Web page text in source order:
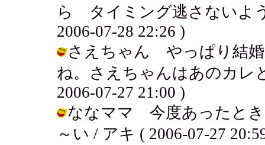
ら タイミング逃さないよ
2006-07-28 22:26 )
さえちゃん やっぱり結
ね。さえちゃんはあのカレ
2006-07-27 21:00 )
ななママ 今度あったとき
～い / アキ ( 2006-07-27